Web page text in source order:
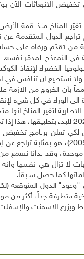
الانبعاثات الآن
الدول المتقدمة
من تقدّم ورفاه على
في النموذج المدمّر نفسه.
الخضراء لإنقاذ
ولا تستطيع ان تنافس
بأن الخروج من الازمة
الى الوراء في كل شيء
لتغير المناخ انها
سنوات مختلفة (بين العام 1999
وقد بدأنا نسمع من
لا تزال هي نفسها وانه
كما حصل سابقاً.
الدول المتوقعة
جداً، أكثر من
الاسمنت